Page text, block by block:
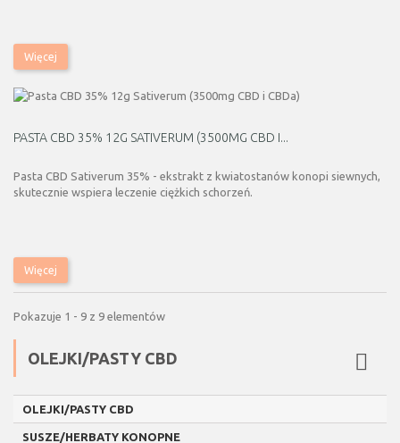
Więcej
PASTA CBD 35% 12G SATIVERUM (3500MG CBD I...
Pasta CBD Sativerum 35% - ekstrakt z kwiatostanów konopi siewnych,
skutecznie wspiera leczenie ciężkich schorzeń.
Więcej
Pokazuje 1 - 9 z 9 elementów
OLEJKI/PASTY CBD
OLEJKI/PASTY CBD
SUSZE/HERBATY KONOPNE